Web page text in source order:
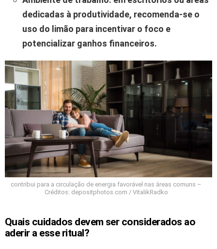
dedicadas à produtividade, recomenda-se o
uso do limão para incentivar o foco e
potencializar ganhos financeiros.
contribui para a circulação de energia favorável nas áreas comuns –
Créditos: depositphotos.com / VitalikRadko
Quais cuidados devem ser considerados ao
aderir a esse ritual?